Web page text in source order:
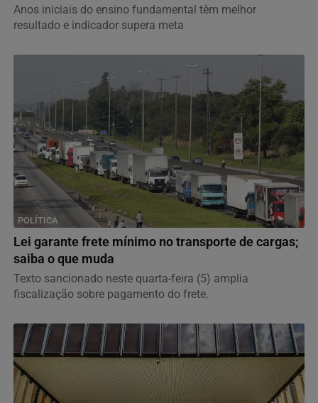
Anos iniciais do ensino fundamental têm melhor
resultado e indicador supera meta
POLÍTICA
Lei garante frete mínimo no transporte de cargas;
saiba o que muda
Texto sancionado neste quarta-feira (5) amplia
fiscalização sobre pagamento do frete.